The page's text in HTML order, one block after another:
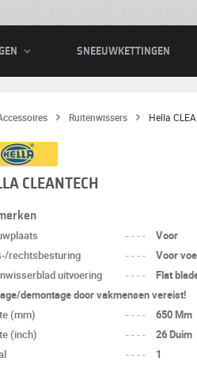
SNEEUWKETTINGEN
Ruitenwissers Hella
CLEANTECH
----
Voor
rechtsbesturing
----
Voor
uitvoering
----
Flat
demontage door vakmensen vereist!
(mm)
----
650 Mm
(inch)
----
26 Duim
---- 1